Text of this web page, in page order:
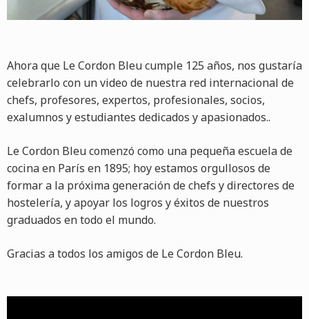
Ahora que Le Cordon Bleu cumple 125 años, nos gustaría
celebrarlo con un video de nuestra red internacional de
chefs, profesores, expertos, profesionales, socios,
exalumnos y estudiantes dedicados y apasionados..
Le Cordon Bleu comenzó como una pequeña escuela de
cocina en París en 1895; hoy estamos orgullosos de
formar a la próxima generación de chefs y directores de
hostelería, y apoyar los logros y éxitos de nuestros
graduados en todo el mundo.
Gracias a todos los amigos de Le Cordon Bleu.